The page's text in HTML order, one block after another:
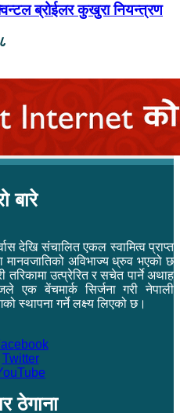
ब्रोईलर कुखुरा नियन्त्रण
बारे
देखि संचालित एकल स्वामित्व प्राप्त
मानवजातिको अविभाज्य ध्रुव भएको छ
उत्प्रेरित र सचेत पार्ने अथाह
एक बेंचमार्क सिर्जना गरी नेपाली
स्थापना गर्ने लक्ष्य लिएको छ।
Twitter
ठेगाना